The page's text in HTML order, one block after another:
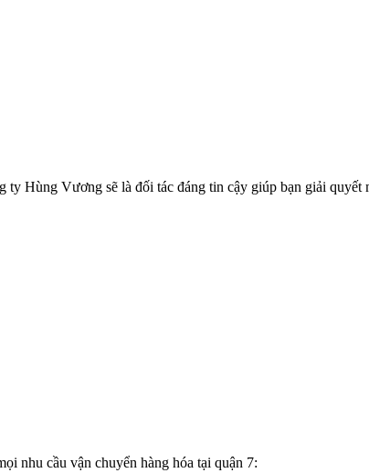
Hùng Vương sẽ là đối tác đáng tin cậy giúp bạn giải quyết
nhu cầu vận chuyển hàng hóa tại quận 7: